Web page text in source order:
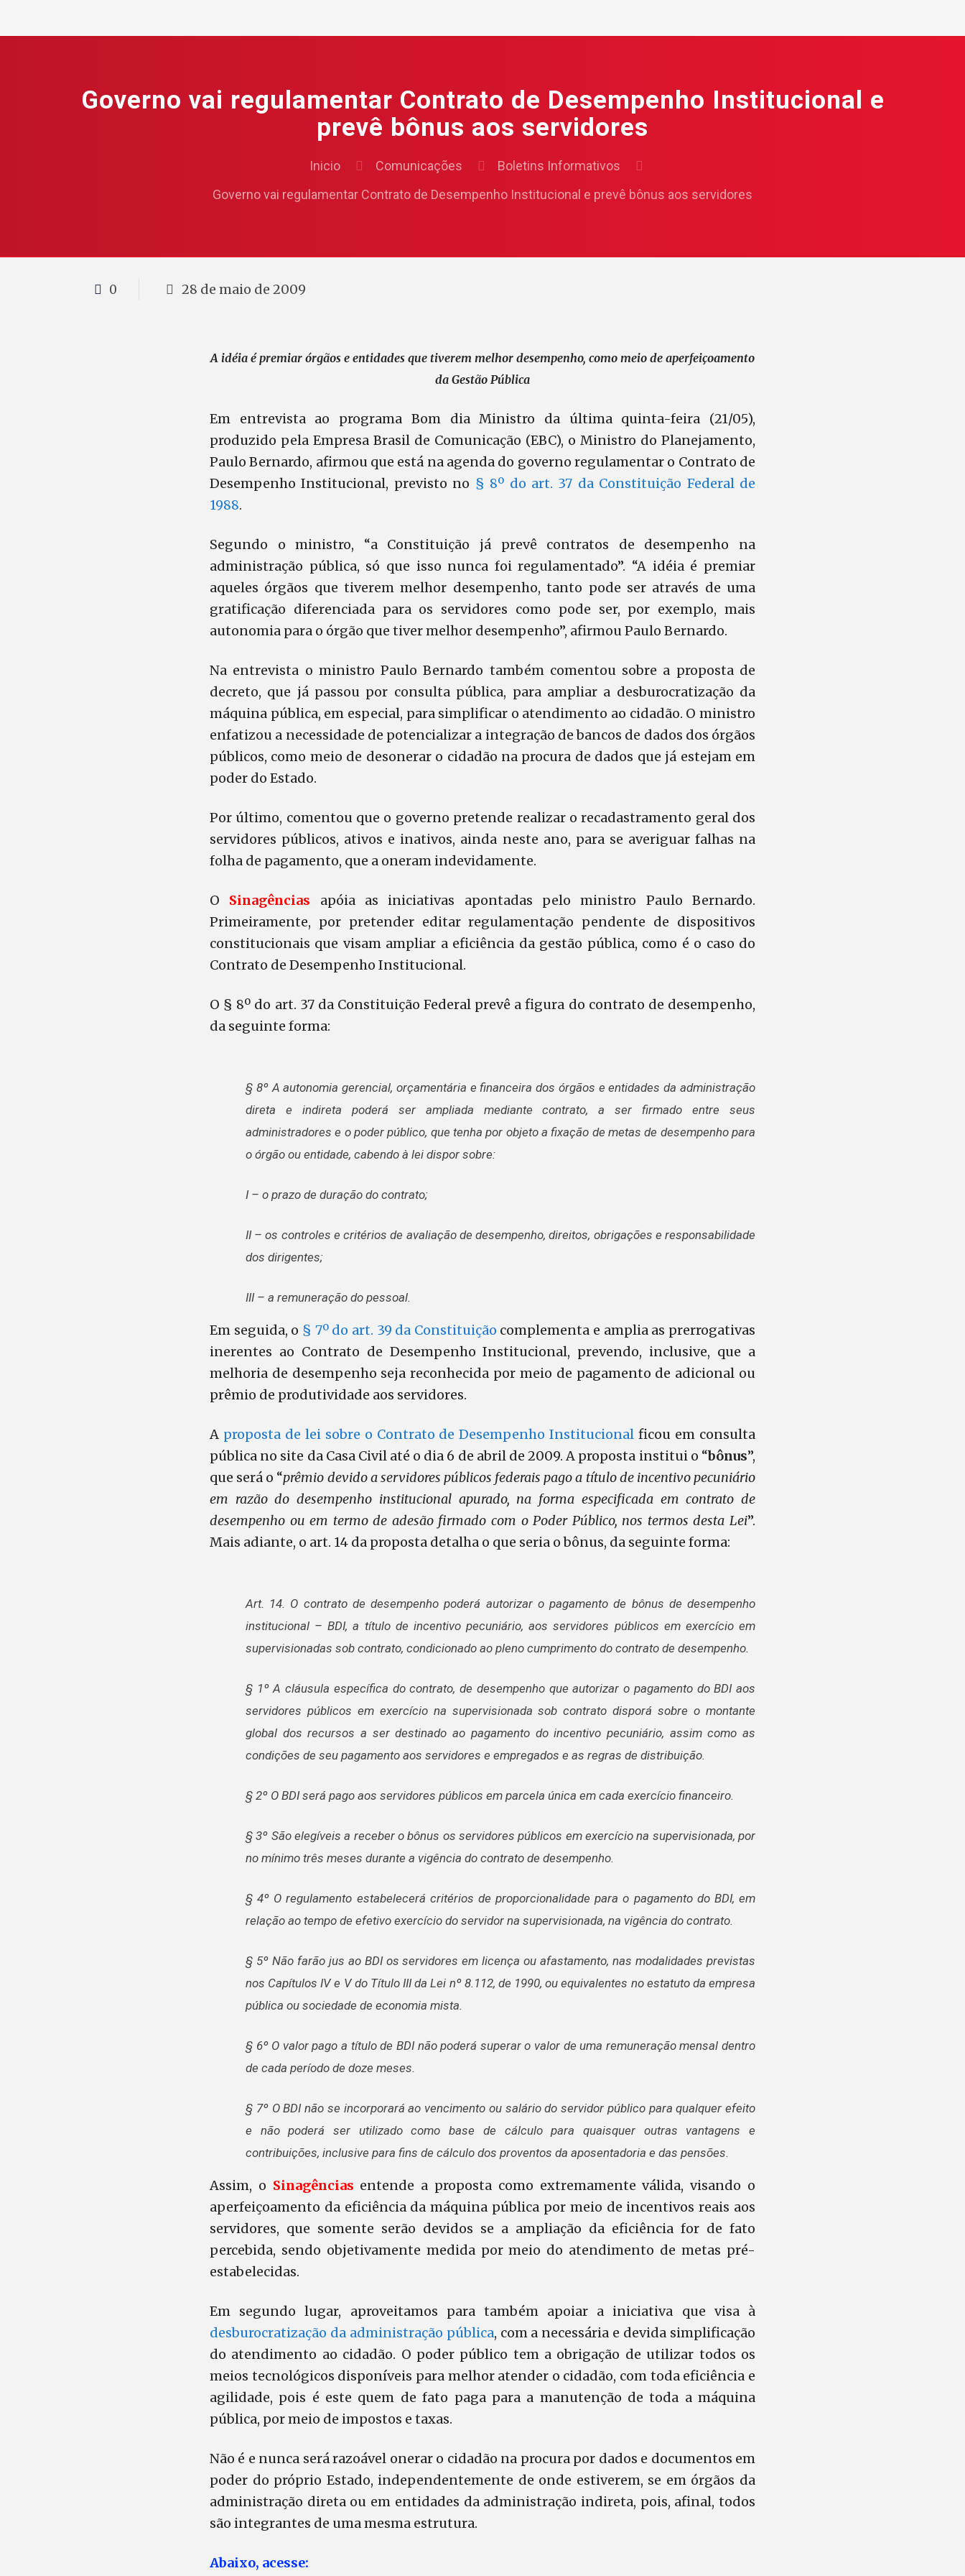
Governo vai regulamentar Contrato de Desempenho Institucional e
prevê bônus aos servidores
Inicio Comunicações
Boletins Informativos
Governo vai regulamentar Contrato de Desempenho Institucional e prevê bônus aos servidores
0 28 de maio de 2009
A idéia é premiar órgãos e entidades que tiverem melhor desempenho, como meio de aperfeiçoamento
da Gestão Pública
Em entrevista ao programa Bom dia Ministro da última quinta-feira (21/05),
produzido pela Empresa Brasil de Comunicação (EBC), o Ministro do Planejamento,
Paulo Bernardo, afirmou que está na agenda do governo regulamentar o Contrato de
Desempenho Institucional, previsto no § 8º do art. 37 da Constituição Federal de
1988.
Segundo o ministro, “a Constituição já prevê contratos de desempenho na
administração pública, só que isso nunca foi regulamentado”. “A idéia é premiar
aqueles órgãos que tiverem melhor desempenho, tanto pode ser através de uma
gratificação diferenciada para os servidores como pode ser, por exemplo, mais
autonomia para o órgão que tiver melhor desempenho”, afirmou Paulo Bernardo.
Na entrevista o ministro Paulo Bernardo também comentou sobre a proposta de
decreto, que já passou por consulta pública, para ampliar a desburocratização da
máquina pública, em especial, para simplificar o atendimento ao cidadão. O ministro
enfatizou a necessidade de potencializar a integração de bancos de dados dos órgãos
públicos, como meio de desonerar o cidadão na procura de dados que já estejam em
poder do Estado.
Por último, comentou que o governo pretende realizar o recadastramento geral dos
servidores públicos, ativos e inativos, ainda neste ano, para se averiguar falhas na
folha de pagamento, que a oneram indevidamente.
O Sinagências apóia as iniciativas apontadas pelo ministro Paulo Bernardo.
Primeiramente, por pretender editar regulamentação pendente de dispositivos
constitucionais que visam ampliar a eficiência da gestão pública, como é o caso do
Contrato de Desempenho Institucional.
O § 8º do art. 37 da Constituição Federal prevê a figura do contrato de desempenho,
da seguinte forma:
§ 8º A autonomia gerencial, orçamentária e financeira dos órgãos e entidades da administração
direta e indireta poderá ser ampliada mediante contrato, a ser firmado entre seus
administradores e o poder público, que tenha por objeto a fixação de metas de desempenho para
o órgão ou entidade, cabendo à lei dispor sobre:
I – o prazo de duração do contrato;
II – os controles e critérios de avaliação de desempenho, direitos, obrigações e responsabilidade
dos dirigentes;
III – a remuneração do pessoal.
Em seguida, o § 7º do art. 39 da Constituição complementa e amplia as prerrogativas
inerentes ao Contrato de Desempenho Institucional, prevendo, inclusive, que a
melhoria de desempenho seja reconhecida por meio de pagamento de adicional ou
prêmio de produtividade aos servidores.
A proposta de lei sobre o Contrato de Desempenho Institucional ficou em consulta
pública no site da Casa Civil até o dia 6 de abril de 2009. A proposta institui o “bônus”,
que será o “prêmio devido a servidores públicos federais pago a título de incentivo pecuniário
em razão do desempenho institucional apurado, na forma especificada em contrato de
desempenho ou em termo de adesão firmado com o Poder Público, nos termos desta Lei”.
Mais adiante, o art. 14 da proposta detalha o que seria o bônus, da seguinte forma:
Art. 14. O contrato de desempenho poderá autorizar o pagamento de bônus de desempenho
institucional – BDI, a título de incentivo pecuniário, aos servidores públicos em exercício em
supervisionadas sob contrato, condicionado ao pleno cumprimento do contrato de desempenho.
§ 1º A cláusula específica do contrato, de desempenho que autorizar o pagamento do BDI aos
servidores públicos em exercício na supervisionada sob contrato disporá sobre o montante
global dos recursos a ser destinado ao pagamento do incentivo pecuniário, assim como as
condições de seu pagamento aos servidores e empregados e as regras de distribuição.
§ 2º O BDI será pago aos servidores públicos em parcela única em cada exercício financeiro.
§ 3º São elegíveis a receber o bônus os servidores públicos em exercício na supervisionada, por
no mínimo três meses durante a vigência do contrato de desempenho.
§ 4º O regulamento estabelecerá critérios de proporcionalidade para o pagamento do BDI, em
relação ao tempo de efetivo exercício do servidor na supervisionada, na vigência do contrato.
§ 5º Não farão jus ao BDI os servidores em licença ou afastamento, nas modalidades previstas
nos Capítulos IV e V do Título III da Lei nº 8.112, de 1990, ou equivalentes no estatuto da empresa
pública ou sociedade de economia mista.
§ 6º O valor pago a título de BDI não poderá superar o valor de uma remuneração mensal dentro
de cada período de doze meses.
§ 7º O BDI não se incorporará ao vencimento ou salário do servidor público para qualquer efeito
e não poderá ser utilizado como base de cálculo para quaisquer outras vantagens e
contribuições, inclusive para fins de cálculo dos proventos da aposentadoria e das pensões.
Assim, o Sinagências entende a proposta como extremamente válida, visando o
aperfeiçoamento da eficiência da máquina pública por meio de incentivos reais aos
servidores, que somente serão devidos se a ampliação da eficiência for de fato
percebida, sendo objetivamente medida por meio do atendimento de metas pré-
estabelecidas.
Em segundo lugar, aproveitamos para também apoiar a iniciativa que visa à
desburocratização da administração pública, com a necessária e devida simplificação
do atendimento ao cidadão. O poder público tem a obrigação de utilizar todos os
meios tecnológicos disponíveis para melhor atender o cidadão, com toda eficiência e
agilidade, pois é este quem de fato paga para a manutenção de toda a máquina
pública, por meio de impostos e taxas.
Não é e nunca será razoável onerar o cidadão na procura por dados e documentos em
poder do próprio Estado, independentemente de onde estiverem, se em órgãos da
administração direta ou em entidades da administração indireta, pois, afinal, todos
são integrantes de uma mesma estrutura.
Abaixo, acesse: